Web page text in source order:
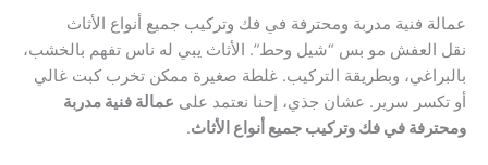
عمالة فنية مدربة ومحترفة في فك وتركيب جميع أنواع الأثاث
نقل العفش مو بس “شيل وحط”. الأثاث يبي له ناس تفهم بالخشب،
بالبراغي، وبطريقة التركيب. غلطة صغيرة ممكن تخرب كبت غالي
أو تكسر سرير. عشان جذي، إحنا نعتمد على عمالة فنية مدربة
ومحترفة في فك وتركيب جميع أنواع الأثاث.